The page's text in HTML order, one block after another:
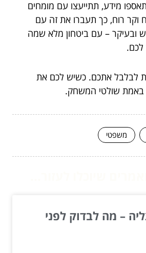
מידע, תתייעצו עם מומחים
וקר רוח, כך תעברו את זה עם
ובעיקר – עם ביטחון מלא שמה
לבלבל אתכם. כשיש לכם את
באמת שולטי המשחק.
משפטי
– מה לבדוק לפני